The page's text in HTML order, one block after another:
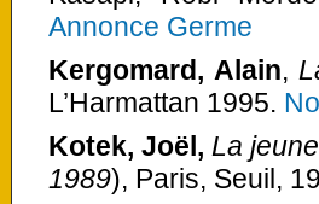
Annonce Germe
Kergomard, Alain,
L’Harmattan 1995.
Kotek, Joël, La
1989), Paris, Seuil,